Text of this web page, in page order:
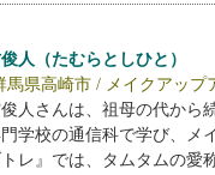
人（たむらとしひと）
馬県高崎市 / メイクアップ
俊人さんは、祖母の代から
学校の通信科で学び、メ
レ』では、タムタムの愛